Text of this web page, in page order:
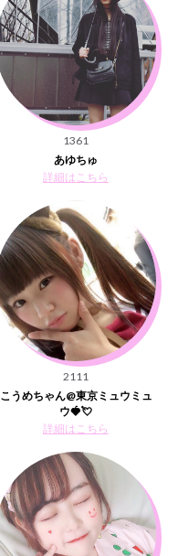
1361
あゆちゅ
詳細はこちら
2111
こうめちゃん@東京ミュウミュ
ウ🍓💘
詳細はこちら